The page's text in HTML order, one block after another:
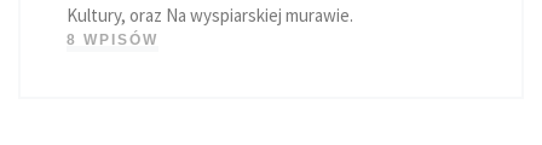
Kultury, oraz Na wyspiarskiej murawie.
8 WPISÓW